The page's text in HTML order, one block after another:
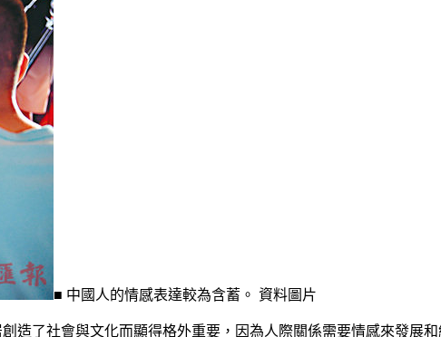
■ 中國人的情感表達較為含蓄。 資料圖片
造了社會與文化而顯得格外重要，因為人際關係需要情感來發展